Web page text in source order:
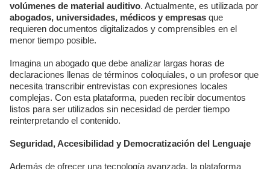
volúmenes de material auditivo. Actualmente, es utilizada por
abogados, universidades, médicos y empresas que
requieren documentos digitalizados y comprensibles en el
menor tiempo posible.
Imagina un abogado que debe analizar largas horas de
declaraciones llenas de términos coloquiales, o un profesor que
necesita transcribir entrevistas con expresiones locales
complejas. Con esta plataforma, pueden recibir documentos
listos para ser utilizados sin necesidad de perder tiempo
reinterpretando el contenido.
Seguridad, Accesibilidad y Democratización del Lenguaje
Además de ofrecer una tecnología avanzada, la plataforma